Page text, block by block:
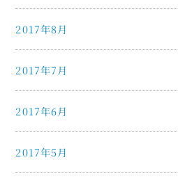
2017年8月
2017年7月
2017年6月
2017年5月